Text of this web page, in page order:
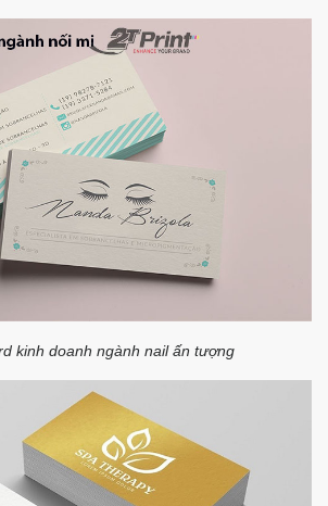
kinh doanh ngành nail ấn tượng